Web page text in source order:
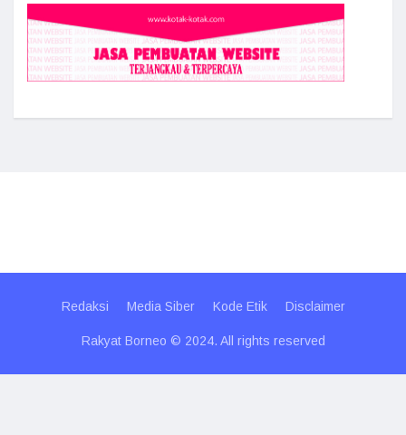
Redaksi Media Siber Kode Etik Disclaimer
Rakyat Borneo © 2024. All rights reserved